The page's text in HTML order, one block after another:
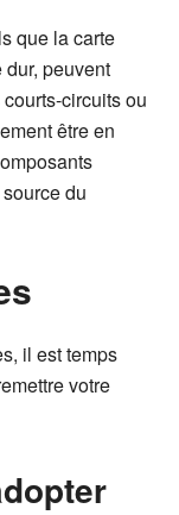
que la carte
peuvent
circuits ou
être en
du
il est temps
votre